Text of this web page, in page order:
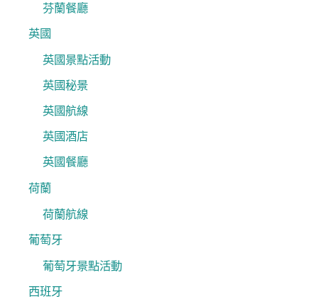
芬蘭餐廳
英國
英國景點活動
英國秘景
英國航線
英國酒店
英國餐廳
荷蘭
荷蘭航線
葡萄牙
葡萄牙景點活動
西班牙